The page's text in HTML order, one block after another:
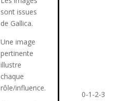
sont issues
de Gallica.
Une image
pertinente
illustre
chaque
rôle/influence.
0-1-2-3